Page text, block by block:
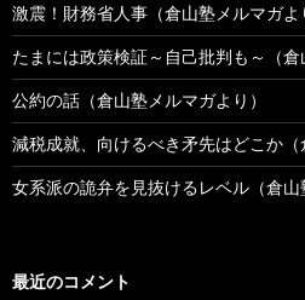
激震！財務省人事（倉山塾メルマガよ
たまには政策検証～自己批判も～（倉
公約の話（倉山塾メルマガより）
減税成就、向けるべき矛先はどこか（
女系派の詭弁を見抜けるレベル（倉山
最近のコメント